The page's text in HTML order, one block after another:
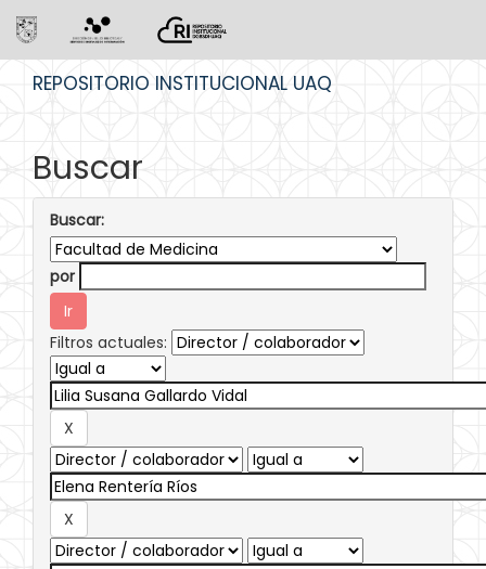
REPOSITORIO INSTITUCIONAL UAQ
Buscar
Buscar:
por
Filtros actuales: